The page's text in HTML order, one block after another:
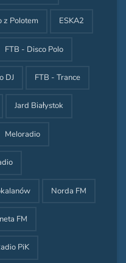
z Polotem ESKA2
FTB - Disco Polo
DJ FTB - Trance
Jard Białystok
Meloradio
Norda FM
FM
PiK